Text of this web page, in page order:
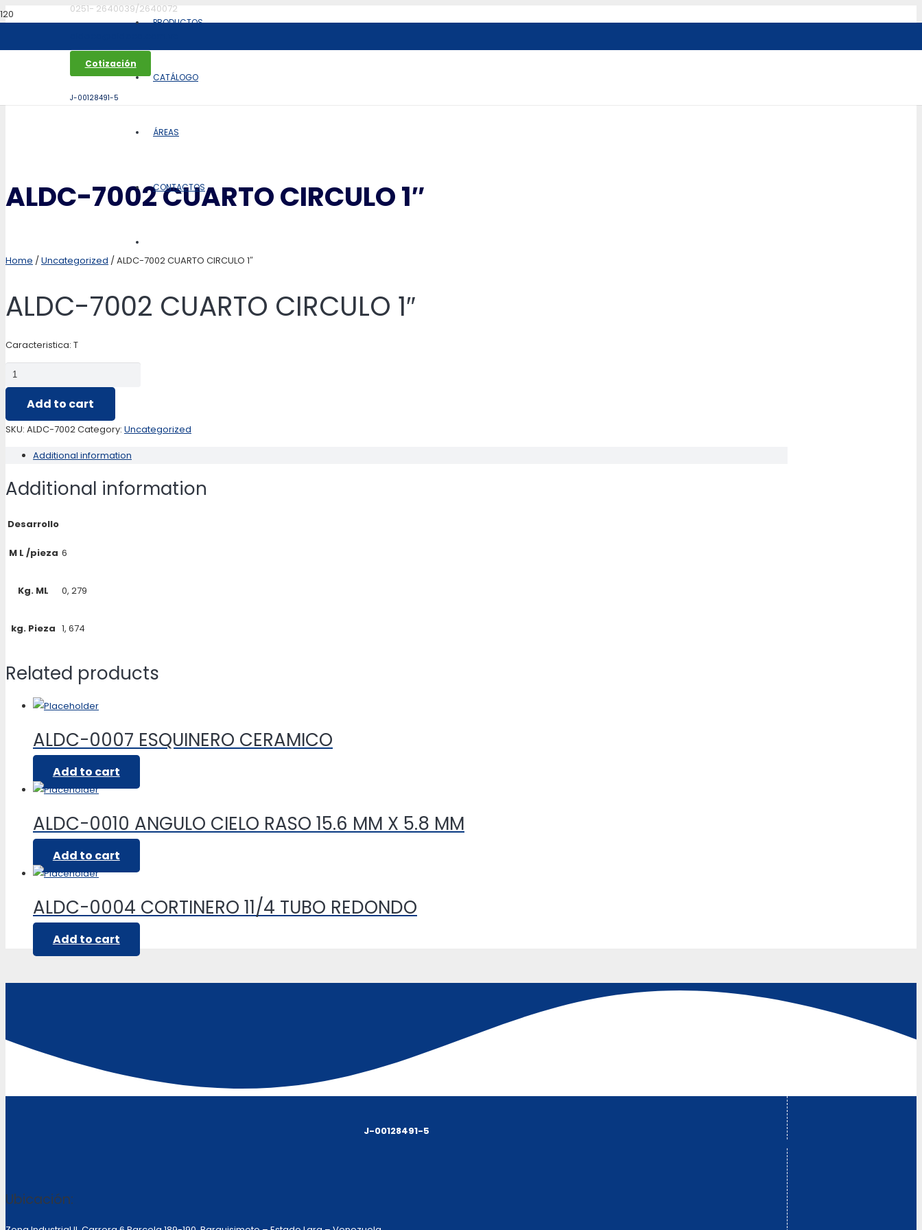
0251- 2640039/2640072
Cotización
J-00128491-5
PRODUCTOS
CATÁLOGO
ÁREAS
CONTACTOS
ALDC-7002 CUARTO CIRCULO 1″
Home /Uncategorized / ALDC-7002 CUARTO CIRCULO 1″
ALDC-7002 CUARTO CIRCULO 1″
Caracteristica: T
ALDC-
7002
CUARTO
CIRCULO
quantity
Add to cart
SKU: ALDC-7002Category: Uncategorized
Additional information
Additional information
Desarrollo
M L /pieza 6
Kg. ML 0, 279
kg. Pieza 1, 674
Related products
ALDC-0007 ESQUINERO CERAMICO
Add to cart
ALDC-0010 ANGULO CIELO RASO 15.6 MM X 5.8 MM
Add to cart
ALDC-0004 CORTINERO 11/4 TUBO REDONDO
Add to cart
J-00128491-5
Ubicación: